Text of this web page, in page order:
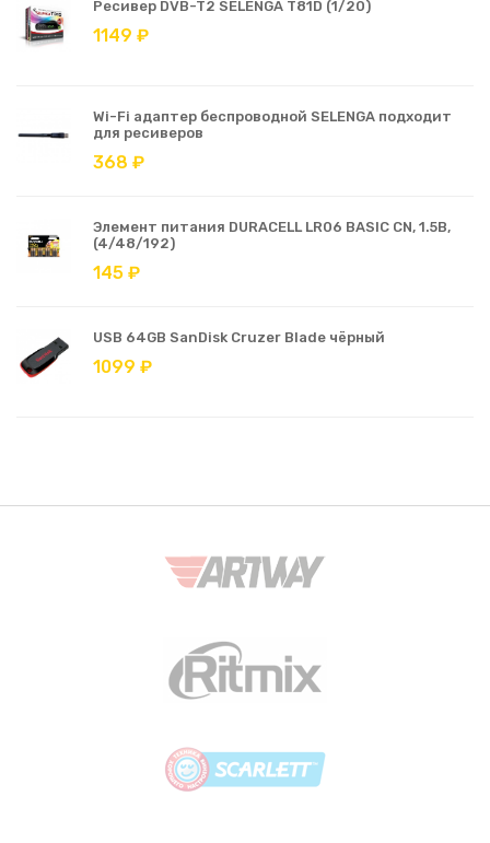
Ресивер DVB-T2 SELENGA T81D (1/20)
1149 ₽
Wi-Fi адаптер беспроводной SELENGA подходит
для ресиверов
368 ₽
Элемент питания DURACELL LR06 BASIC CN, 1.5В,
(4/48/192)
145 ₽
USB 64GB SanDisk Cruzer Blade чёрный
1099 ₽